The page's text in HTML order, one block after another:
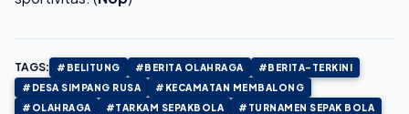
TAGS: #BELITUNG #BERITA OLAHRAGA
#BERITA-TERKINI
#DESA SIMPANG RUSA
#KECAMATAN MEMBALONG
#OLAHRAGA
#TARKAM SEPAKBOLA #TURNAMEN SEPAK BOLA